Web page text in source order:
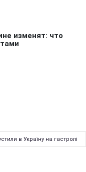
в Україну на гастролі